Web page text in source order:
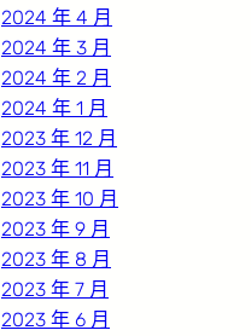
2024 年 4 月
2024 年 3 月
2024 年 2 月
2024 年 1 月
2023 年 12 月
2023 年 11 月
2023 年 10 月
2023 年 9 月
2023 年 8 月
2023 年 7 月
2023 年 6 月